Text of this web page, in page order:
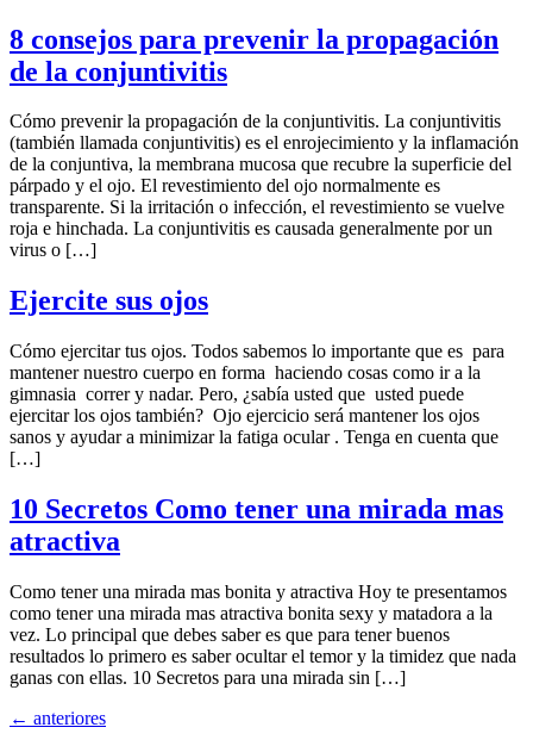
8 consejos para prevenir la propagación
de la conjuntivitis
Cómo prevenir la propagación de la conjuntivitis. La conjuntivitis
(también llamada conjuntivitis) es el enrojecimiento y la inflamación
de la conjuntiva, la membrana mucosa que recubre la superficie del
párpado y el ojo. El revestimiento del ojo normalmente es
transparente. Si la irritación o infección, el revestimiento se vuelve
roja e hinchada. La conjuntivitis es causada generalmente por un
virus o […]
Ejercite sus ojos
Cómo ejercitar tus ojos. Todos sabemos lo importante que es para
mantener nuestro cuerpo en forma haciendo cosas como ir a la
gimnasia correr y nadar. Pero, ¿sabía usted que usted puede
ejercitar los ojos también? Ojo ejercicio será mantener los ojos
sanos y ayudar a minimizar la fatiga ocular . Tenga en cuenta que
[…]
10 Secretos Como tener una mirada mas
atractiva
Como tener una mirada mas bonita y atractiva Hoy te presentamos
como tener una mirada mas atractiva bonita sexy y matadora a la
vez. Lo principal que debes saber es que para tener buenos
resultados lo primero es saber ocultar el temor y la timidez que nada
ganas con ellas. 10 Secretos para una mirada sin […]
← anteriores